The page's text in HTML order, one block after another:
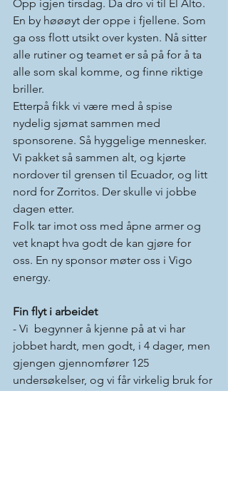
Opp igjen tirsdag. Da dro vi til El Alto.
En by høøøyt der oppe i fjellene. Som
ga oss flott utsikt over kysten. Nå sitter
alle rutiner og teamet er så på for å ta
alle som skal komme, og finne riktige
briller.
Etterpå fikk vi være med å spise
nydelig sjømat sammen med
sponsorene. Så hyggelige mennesker.
Vi pakket så sammen alt, og kjørte
nordover til grensen til Ecuador, og litt
nord for Zorritos. Der skulle vi jobbe
dagen etter.
Folk tar imot oss med åpne armer og
vet knapt hva godt de kan gjøre for
oss. En ny sponsor møter oss i Vigo
energy.
Fin flyt i arbeidet
- Vi  begynner å kjenne på at vi har
jobbet hardt, men godt, i 4 dager, men
gjengen gjennomfører 125
undersøkelser, og vi får virkelig bruk for